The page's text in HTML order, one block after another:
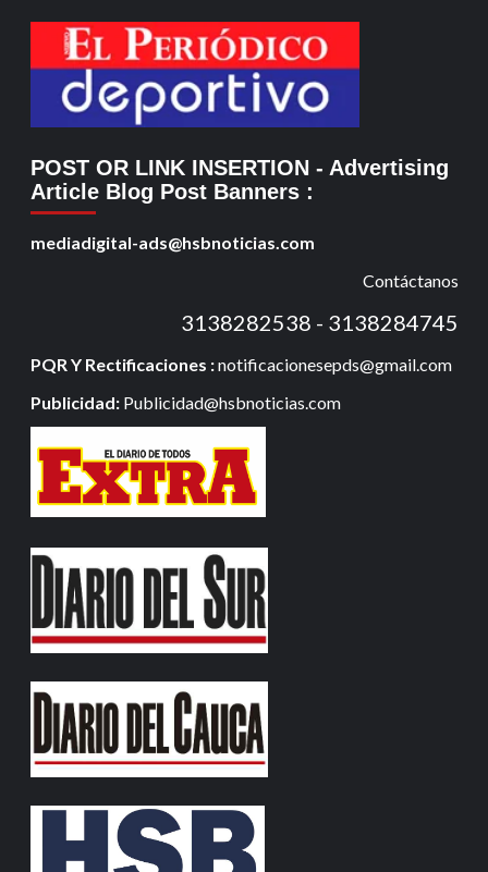
POST OR LINK INSERTION - Advertising
Article Blog Post Banners :
mediadigital-ads@hsbnoticias.com
Contáctanos
3138282538 - 3138284745
PQR Y Rectificaciones :notificacionesepds@gmail.com
Publicidad: Publicidad@hsbnoticias.com